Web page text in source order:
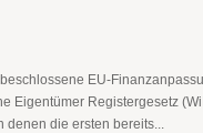
EU-
Eigentümer Registergesetz
denen die ersten bereits...